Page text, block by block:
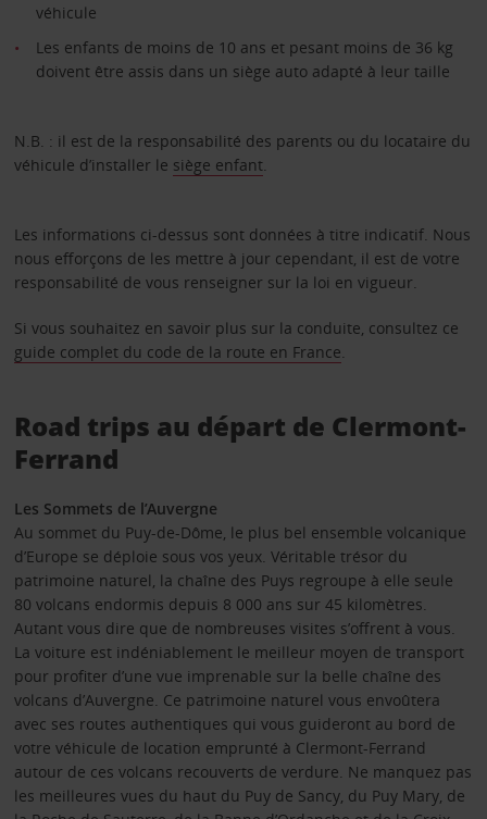
véhicule
Les enfants de moins de 10 ans et pesant moins de 36 kg
doivent être assis dans un siège auto adapté à leur taille
N.B. : il est de la responsabilité des parents ou du locataire du
véhicule d’installer le siège enfant.
Les informations ci-dessus sont données à titre indicatif. Nous
nous efforçons de les mettre à jour cependant, il est de votre
responsabilité de vous renseigner sur la loi en vigueur.
Si vous souhaitez en savoir plus sur la conduite, consultez ce
guide complet du code de la route en France
Road trips au départ de Clermont-
Ferrand
Les Sommets de l’Auvergne
Au sommet du Puy-de-Dôme, le plus bel ensemble volcanique
d’Europe se déploie sous vos yeux. Véritable trésor du
patrimoine naturel, la chaîne des Puys regroupe à elle seule
80 volcans endormis depuis 8 000 ans sur 45 kilomètres.
Autant vous dire que de nombreuses visites s’offrent à vous.
La voiture est indéniablement le meilleur moyen de transport
pour profiter d’une vue imprenable sur la belle chaîne des
volcans d’Auvergne. Ce patrimoine naturel vous envoûtera
avec ses routes authentiques qui vous guideront au bord de
votre véhicule de location emprunté à Clermont-Ferrand
autour de ces volcans recouverts de verdure. Ne manquez pas
les meilleures vues du haut du Puy de Sancy, du Puy Mary, de